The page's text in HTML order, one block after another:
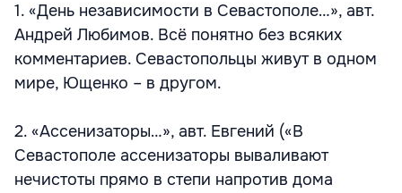
1. «День независимости в Севастополе…», авт.
Андрей Любимов. Всё понятно без всяких
комментариев. Севастопольцы живут в одном
мире, Ющенко – в другом.
2. «Ассенизаторы…», авт. Евгений («В
Севастополе ассенизаторы вываливают
нечистоты прямо в степи напротив дома